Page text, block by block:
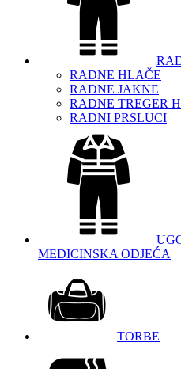
RADNE HLAČE
RADNE JAKNE
RADNE TREGER
RADNI PRSLUCI
MEDICINSKA ODJEĆA
TORBE